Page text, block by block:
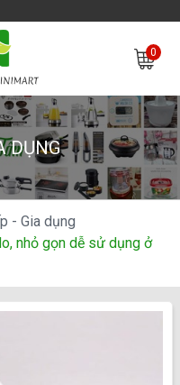
0
DỤNG
- Gia dụng
nhỏ gọn dễ sử dụng ở